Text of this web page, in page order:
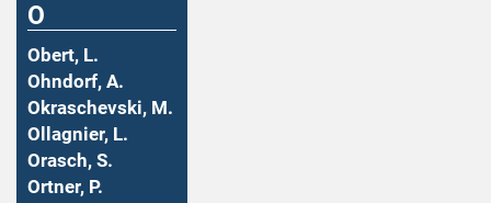
O
Obert, L.
Ohndorf, A.
Okraschevski, M.
Ollagnier, L.
Orasch, S.
Ortner, P.